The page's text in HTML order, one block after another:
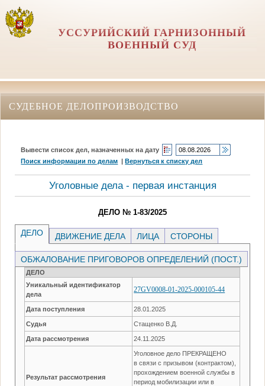
УССУРИЙСКИЙ ГАРНИЗОННЫЙ
ВОЕННЫЙ СУД
СУДЕБНОЕ ДЕЛОПРОИЗВОДСТВО
Вывести список дел, назначенных на дату
Поиск информации по делам |Вернуться к списку дел
Уголовные дела - первая инстанция
ДЕЛО № 1-83/2025
ДЕЛО ДВИЖЕНИЕ ДЕЛА ЛИЦА СТОРОНЫ
ОБЖАЛОВАНИЕ ПРИГОВОРОВ ОПРЕДЕЛЕНИЙ (ПОСТ.)
ДЕЛО
Уникальный идентификатор
дела
27GV0008-01-2025-000105-44
Дата поступления 28.01.2025
Судья Стащенко В.Д.
Дата рассмотрения 24.11.2025
Результат рассмотрения
Уголовное дело ПРЕКРАЩЕНО
в связи с призывом (контрактом),
прохождением военной службы в
период мобилизации или в